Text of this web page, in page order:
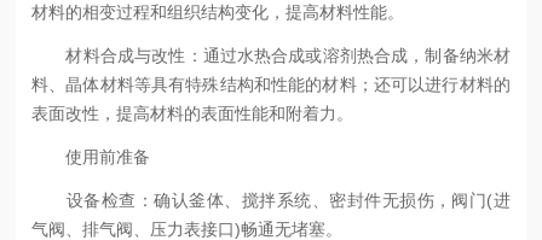
材料的相变过程和组织结构变化，提高材料性能‌。
‌材料合成与改性‌：通过水热合成或溶剂热合成，制备纳米材
料、晶体材料等具有特殊结构和性能的材料；还可以进行材料的
表面改性，提高材料的表面性能和附着力‌。
使用前准备
设备检查：确认釜体、搅拌系统、密封件无损伤，阀门(进
气阀、排气阀、压力表接口)畅通无堵塞。